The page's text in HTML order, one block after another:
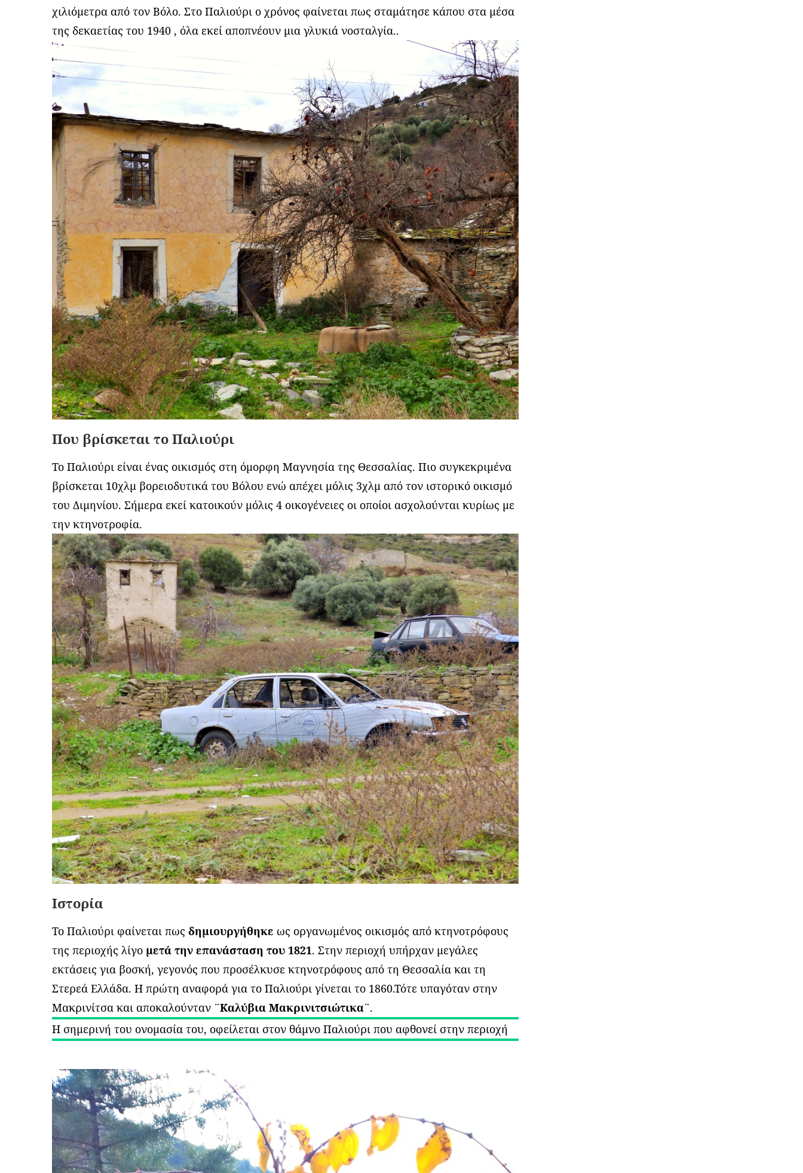
χιλιόμετρα από τον Βόλο. Στο Παλιούρι ο χρόνος φαίνεται πως σταμάτησε κάπου στα μέσα
της δεκαετίας του 1940 , όλα εκεί αποπνέουν μια γλυκιά νοσταλγία..
Που βρίσκεται το Παλιούρι
Το Παλιούρι είναι ένας οικισμός στη όμορφη Μαγνησία της Θεσσαλίας. Πιο συγκεκριμένα
βρίσκεται 10χλµ βορειοδυτικά του Βόλου ενώ απέχει μόλις 3χλμ από τον ιστορικό οικισμό
του Διµηνίου. Σήμερα εκεί κατοικούν μόλις 4 οικογένειες οι οποίοι ασχολούνται κυρίως µε
την κτηνοτροφία.
Ιστορία
Το Παλιούρι φαίνεται πως δημιουργήθηκε ως οργανωμένος οικισμός από κτηνοτρόφους
της περιοχής λίγο µετά την επανάσταση του 1821. Στην περιοχή υπήρχαν μεγάλες
εκτάσεις για βοσκή, γεγονός που προσέλκυσε κτηνοτρόφους από τη Θεσσαλία και τη
Στερεά Ελλάδα. Η πρώτη αναφορά για το Παλιούρι γίνεται το 1860.Τότε υπαγόταν στην
Μακρινίτσα και αποκαλούνταν ¨Καλύβια Μακρινιτσιώτικα¨.
Η σημερινή του ονομασία του, οφείλεται στον θάμνο Παλιούρι που αφθονεί στην περιοχή